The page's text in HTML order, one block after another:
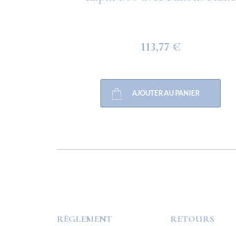
113,77 €
AJOUTER AU PANIER
RÈGLEMENT RETOURS